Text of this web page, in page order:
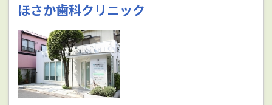
ほさか歯科クリニック